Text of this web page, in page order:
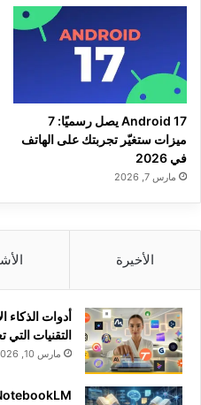
Android 17 يصل رسميًا: 7
ميزات ستغيّر تجربتك على الهاتف
في 2026
مارس 7, 2026
الأخيرة
التقنيات
مارس 10, 2026